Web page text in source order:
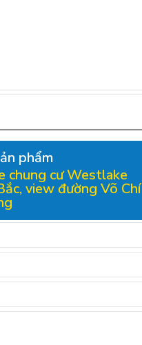
phẩm
chung cư Westlake
view đường Võ Chí